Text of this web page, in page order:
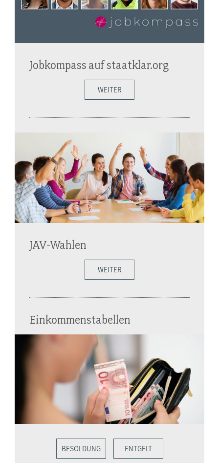
Jobkompass auf staatklar.org
WEITER
JAV-Wahlen
WEITER
Einkommenstabellen
BESOLDUNG ENTGELT